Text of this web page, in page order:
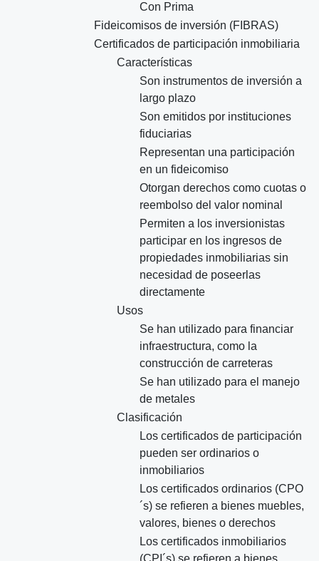
Con Prima
Fideicomisos de inversión (FIBRAS)
Certificados de participación inmobiliaria
Características
Son instrumentos de inversión a
largo plazo
Son emitidos por instituciones
fiduciarias
Representan una participación
en un fideicomiso
Otorgan derechos como cuotas o
reembolso del valor nominal
Permiten a los inversionistas
participar en los ingresos de
propiedades inmobiliarias sin
necesidad de poseerlas
directamente
Usos
Se han utilizado para financiar
infraestructura, como la
construcción de carreteras
Se han utilizado para el manejo
de metales
Clasificación
Los certificados de participación
pueden ser ordinarios o
inmobiliarios
Los certificados ordinarios (CPO
´s) se refieren a bienes muebles,
valores, bienes o derechos
Los certificados inmobiliarios